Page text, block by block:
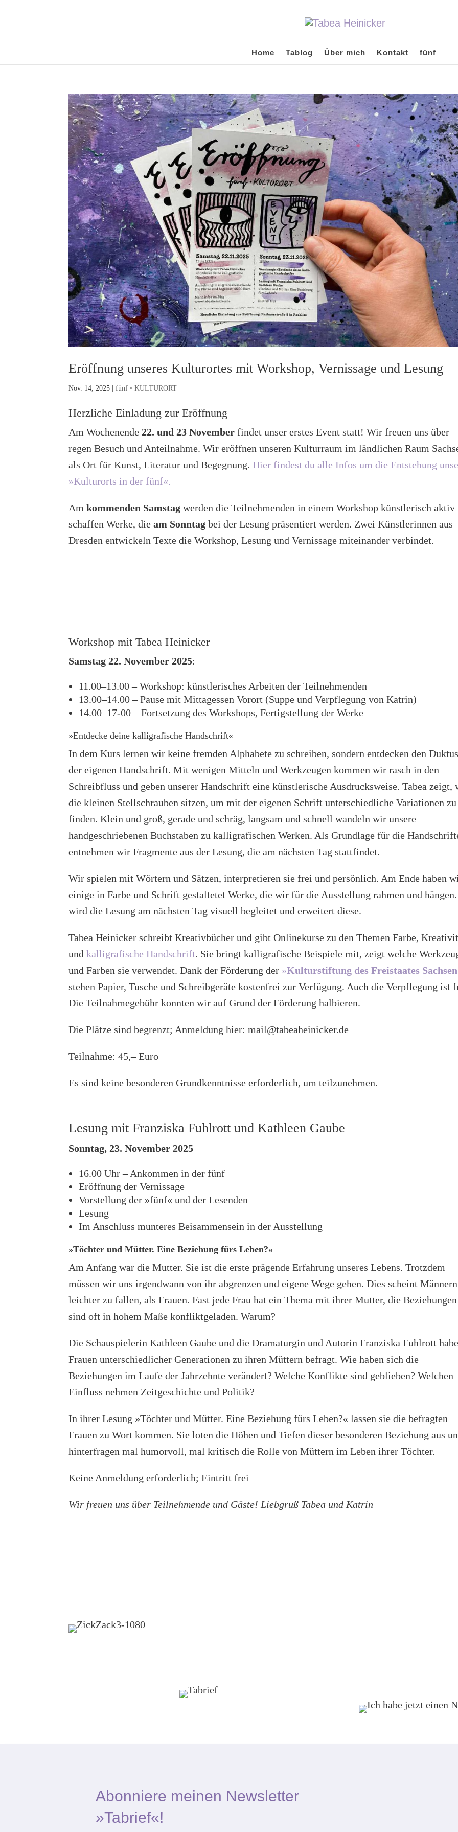
Home Tablog Über mich Kontakt fünf
Eröffnung unseres Kulturortes mit Workshop, Vernissage und Lesung
Nov. 14, 2025 |fünf • KULTURORT
Herzliche Einladung zur Eröffnung
Am Wochenende22. und 23 November findet unser erstes Event statt! Wir freuen uns über
regen Besuch und Anteilnahme. Wir eröffnen unseren Kulturraum im ländlichen Raum
als Ort für Kunst, Literatur und Begegnung.Hier findest du alle Infos um die Entstehung
»Kulturorts in der fünf«.
Amkommenden Samstag werden die Teilnehmenden in einem Workshop künstlerisch aktiv
schaffen Werke, dieam Sonntag bei der Lesung präsentiert werden. Zwei Künstlerinnen aus
Dresden entwickeln Texte die Workshop, Lesung und Vernissage miteinander verbindet.
Workshop mit Tabea Heinicker
Samstag 22. November 2025:
11.00–13.00 – Workshop: künstlerisches Arbeiten der Teilnehmenden
13.00–14.00 – Pause mit Mittagessen Vorort (Suppe und Verpflegung von Katrin)
14.00–17-00 – Fortsetzung des Workshops, Fertigstellung der Werke
»Entdecke deine kalligrafische Handschrift«
In dem Kurs lernen wir keine fremden Alphabete zu schreiben, sondern entdecken den
der eigenen Handschrift. Mit wenigen Mitteln und Werkzeugen kommen wir rasch in den
Schreibfluss und geben unserer Handschrift eine künstlerische Ausdrucksweise. Tabea zeigt,
die kleinen Stellschrauben sitzen, um mit der eigenen Schrift unterschiedliche Variationen zu
finden. Klein und groß, gerade und schräg, langsam und schnell wandeln wir unsere
handgeschriebenen Buchstaben zu kalligrafischen Werken. Als Grundlage für die
entnehmen wir Fragmente aus der Lesung, die am nächsten Tag stattfindet.
Wir spielen mit Wörtern und Sätzen, interpretieren sie frei und persönlich. Am Ende haben
einige in Farbe und Schrift gestaltetet Werke, die wir für die Ausstellung rahmen und
wird die Lesung am nächsten Tag visuell begleitet und erweitert diese.
Tabea Heinicker schreibt Kreativbücher und gibt Onlinekurse zu den Themen Farbe,
undkalligrafische Handschrift. Sie bringt kalligrafische Beispiele mit, zeigt welche
und Farben sie verwendet. Dank der Förderung der »Kulturstiftung des Freistaates Sachsen
stehen Papier, Tusche und Schreibgeräte kostenfrei zur Verfügung. Auch die Verpflegung ist
Die Teilnahmegebühr konnten wir auf Grund der Förderung halbieren.
Die Plätze sind begrenzt; Anmeldung hier: mail@tabeaheinicker.de
Teilnahme: 45,– Euro
Es sind keine besonderen Grundkenntnisse erforderlich, um teilzunehmen.
Lesung mit Franziska Fuhlrott und Kathleen Gaube
Sonntag, 23. November 2025
16.00 Uhr – Ankommen in der fünf
Eröffnung der Vernissage
Vorstellung der »fünf« und der Lesenden
Lesung
Im Anschluss munteres Beisammensein in der Ausstellung
»Töchter und Mütter. Eine Beziehung fürs Leben?«
Am Anfang war die Mutter. Sie ist die erste prägende Erfahrung unseres Lebens. Trotzdem
müssen wir uns irgendwann von ihr abgrenzen und eigene Wege gehen. Dies scheint
leichter zu fallen, als Frauen. Fast jede Frau hat ein Thema mit ihrer Mutter, die Beziehungen
sind oft in hohem Maße konfliktgeladen. Warum?
Die Schauspielerin Kathleen Gaube und die Dramaturgin und Autorin Franziska Fuhlrott
Frauen unterschiedlicher Generationen zu ihren Müttern befragt. Wie haben sich die
Beziehungen im Laufe der Jahrzehnte verändert? Welche Konflikte sind geblieben? Welchen
Einfluss nehmen Zeitgeschichte und Politik?
In ihrer Lesung »Töchter und Mütter. Eine Beziehung fürs Leben?« lassen sie die befragten
Frauen zu Wort kommen. Sie loten die Höhen und Tiefen dieser besonderen Beziehung aus
hinterfragen mal humorvoll, mal kritisch die Rolle von Müttern im Leben ihrer Töchter.
Keine Anmeldung erforderlich; Eintritt frei
Wir freuen uns über Teilnehmende und Gäste! Liebgruß Tabea und Katrin
Abonniere meinen Newsletter
»Tabrief«!